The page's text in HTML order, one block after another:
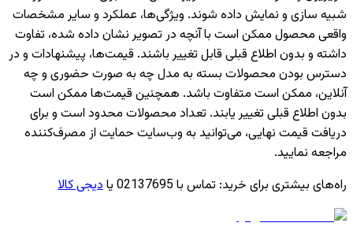
شبیه سازی و نمایش داده شوند. ویژگی‌ها، عملکرد و سایر مشخصات
واقعی محصول ممکن است با آنچه در تصویر نشان داده شده، تفاوت
داشته و بدون اطلاع قبلی قابل تغییر باشند. قیمت‌ها، پیشنهادات و در
دسترس بودن محصولات بسته به مدل چه به صورت حضوری و چه
آنلاین، ممکن است متفاوت باشد. همچنین قیمت‌ها ممکن است
بدون اطلاع قبلی تغییر یابند. تعداد محصولات محدود است و برای
دریافت قیمت نهایی، می‌توانید به وب‌سایت حمایت از مصرف‌کننده
مراجعه نمایید.
راه‌های بیشتری برای خرید: تماس با 02137695 یا دیجی کالا